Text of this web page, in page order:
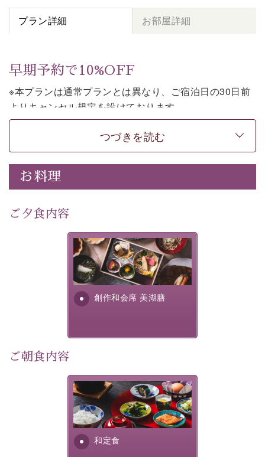
プラン詳細 お部屋詳細
早期予約で10%OFF
※本プランは通常プランとは異なり、ご宿泊日の30日前
よりキャンセル規定を設けております。
※本プランは２食付きの早割プランです。
上諏訪温泉しんゆでは、30日前までのご予約で、10%割
引でお泊まりいただける「早割プラン」をご用意してお
ります。
温かいおもてなし。
ご滞在を楽しみに待つ日々が旅をより特別なものにして
早めのご予約で、お得に癒しのひとときをお過ごしくだ
-----------【安心への取り組み】----------
徹底した衛生管理を行っております。
----------------------------------------------
・宿泊料金10%OFF
・朝夕個室料亭で個室食
・諏訪大社4社を巡る無料参拝バス（事前予約制）
つづきを読む
お料理
ご夕食内容
創作和会席 美湖膳
美湖膳とは諏訪の地で特別を
提供する為に料理長・神原 裕
明が考え出した創作和会席で
す。美しい諏訪湖の幸...
ご朝食内容
和定食
さっぱりとした和食膳に使わ
れる食材は、諏訪の名産品を
ふんだんに取り入れ、安心・
安全を心掛けた長野県産...